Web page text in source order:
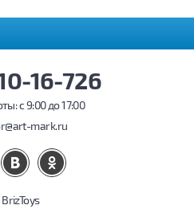
16-726
c 9:00 до 17:00
mark.ru